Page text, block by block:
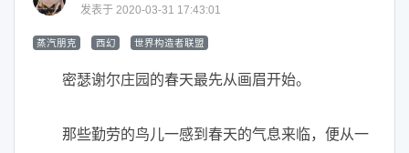
发表于 2020-03-31 17:43:01
蒸汽朋克 西幻 世界构造者联盟
密瑟谢尔庄园的春天最先从画眉开始。
那些勤劳的鸟儿一感到春天的气息来临，便从一